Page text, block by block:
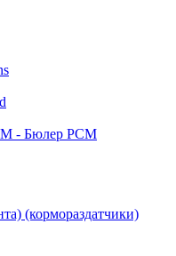
- Бюлер РСМ
(кормораздатчики)